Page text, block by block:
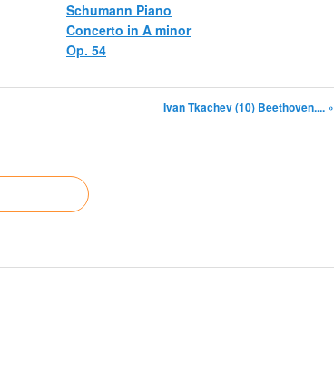
Schumann Piano
Concerto in A minor
Op. 54
Ivan Tkachev (10) Beethoven.... »